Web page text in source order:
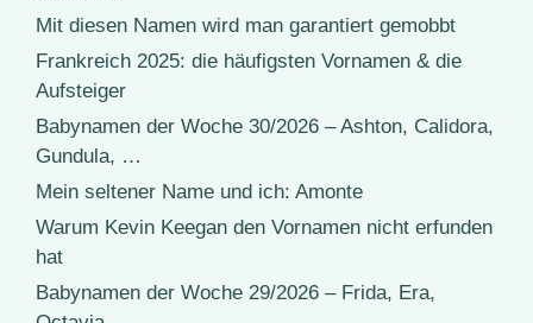
Mit diesen Namen wird man garantiert gemobbt
Frankreich 2025: die häufigsten Vornamen & die
Aufsteiger
Babynamen der Woche 30/2026 – Ashton, Calidora,
Gundula, …
Mein seltener Name und ich: Amonte
Warum Kevin Keegan den Vornamen nicht erfunden
hat
Babynamen der Woche 29/2026 – Frida, Era,